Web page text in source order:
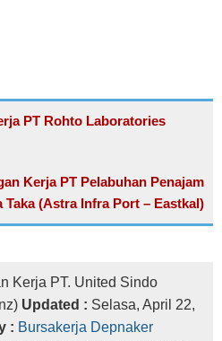
PT Rohto Laboratories
Kerja PT Pelabuhan Penajam
Taka (Astra Infra Port – Eastkal)
Kerja PT. United Sindo
Updated : Selasa, April 22,
: Bursakerja Depnaker